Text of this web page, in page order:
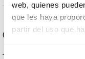
web, quienes
que les haya
partir del uso que
Selección
Optical data